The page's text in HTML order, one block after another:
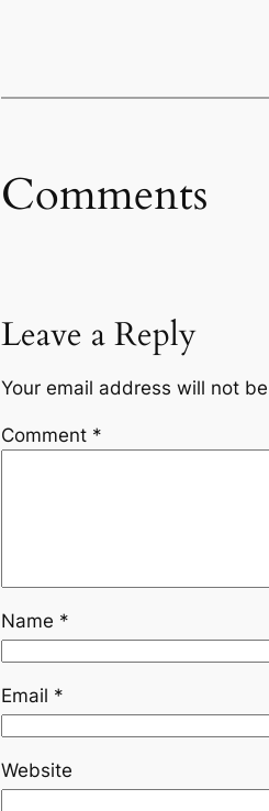
Comments
Leave a Reply
Your email address will not
Comment *
Name *
Email *
Website